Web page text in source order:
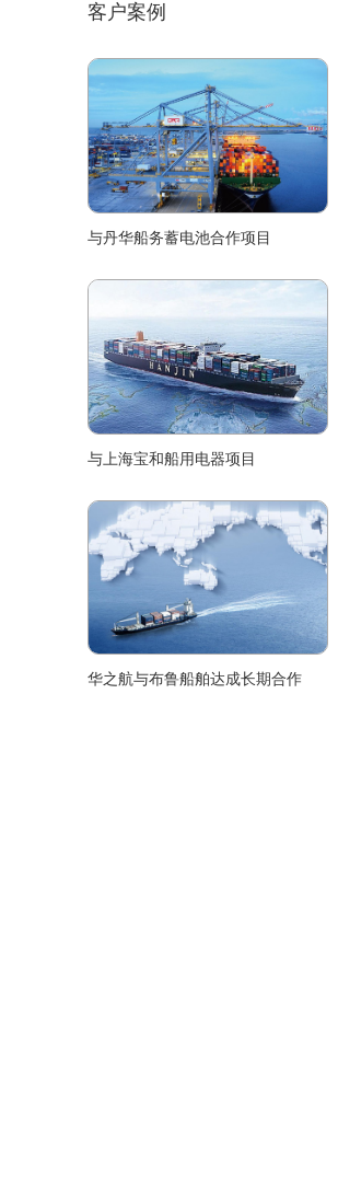
客户案例
与丹华船务蓄电池合作项目
与上海宝和船用电器项目
华之航与布鲁船舶达成长期合作